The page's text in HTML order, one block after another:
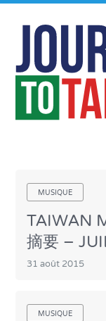
MUSIQUE
TAIWAN
摘要 –
31 août 2015
MUSIQUE